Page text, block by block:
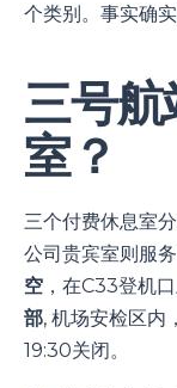
个类别。事实确实
三号
室？
三个付费休息室
公司贵宾室则服
空 ，在C33登机
部, 机场安检区
19:30关闭。